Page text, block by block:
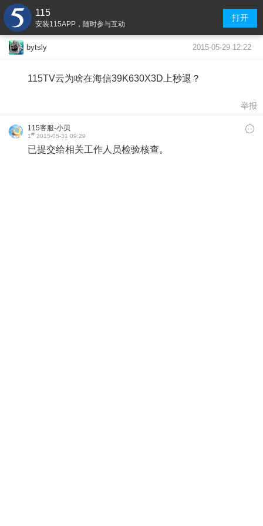
115
安装115APP，随时参与互动
打开
bytsly 2015-05-29 12:22
115TV云为啥在海信39K630X3D上秒退？
举报
115客服-小贝
1# 2015-05-31 09:29
已提交给相关工作人员检验核查。